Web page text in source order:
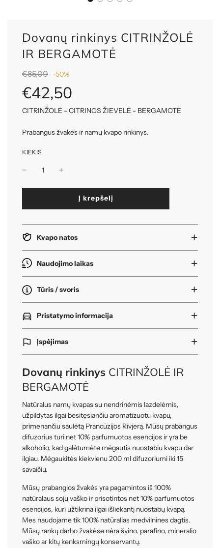
Dovanų rinkinys CITRINŽOLĖ
IR BERGAMOTĖ
Nuolaida
€85,00 -50%Reguliari
€42,50
CITRINŽOLĖ - CITRINOS ŽIEVELĖ - BERGAMOTĖ
Prabangus žvakės ir namų kvapo rinkinys.
KIEKIS
k
u
s
i
.
Į krepšelį
Kvapo natos
Naudojimo laikas
Tūris / svoris
Pristatymo informacija
Įspėjimas
Dovanų rinkinys CITRINŽOLĖ IR
BERGAMOTĖ
Natūralus namų kvapas su nendrinėmis lazdelėmis,
užpildytas ilgai besitęsiančiu aromatizuotu kvapu,
primenančiu saulėtą Prancūzijos Rivjerą. Mūsų prabangus
difuzorius turi net 10% parfumuotos esencijos ir yra be
alkoholio, kad galėtumėte mėgautis nuostabiu kvapu dar
ilgiau. Mėgaukitės kiekvienu 200 ml difuzoriumi iki 15
savaičių.
Mūsų prabangios žvakės yra pagamintos iš 100%
natūralaus sojų vaško ir prisotintos net 10% parfumuotos
esencijos, kuri užtikrina ilgai išliekantį nuostabų kvapą.
Mes naudojame tik 100% natūralias medvilnines dagtis.
Mūsų rankų darbo žvakėse nėra švino, parafino, mineralio
vaško ar kitų kenksmingų konservantų.